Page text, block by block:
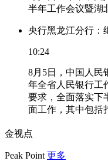
半年工作会议暨湖
央行黑龙江分行：
10:24
8月5日，中国人民
年全省人民银行工
要求，全面落实下
面工作，其中包括
金视点
Peak Point 更多